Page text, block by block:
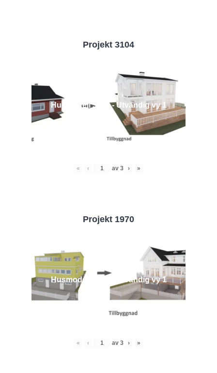
Projekt 3104
Husmodell 3104 - Utvändig vy 1
« ‹ av 3 › »
Projekt 1970
Husmodell 1970 - Utvändig vy 1
« ‹ av 3 › »